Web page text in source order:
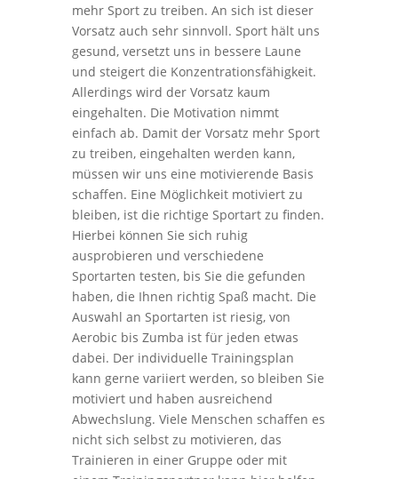
mehr Sport zu treiben. An sich ist dieser
Vorsatz auch sehr sinnvoll. Sport hält uns
gesund, versetzt uns in bessere Laune
und steigert die Konzentrationsfähigkeit.
Allerdings wird der Vorsatz kaum
eingehalten. Die Motivation nimmt
einfach ab. Damit der Vorsatz mehr Sport
zu treiben, eingehalten werden kann,
müssen wir uns eine motivierende Basis
schaffen. Eine Möglichkeit motiviert zu
bleiben, ist die richtige Sportart zu finden.
Hierbei können Sie sich ruhig
ausprobieren und verschiedene
Sportarten testen, bis Sie die gefunden
haben, die Ihnen richtig Spaß macht. Die
Auswahl an Sportarten ist riesig, von
Aerobic bis Zumba ist für jeden etwas
dabei. Der individuelle Trainingsplan
kann gerne variiert werden, so bleiben Sie
motiviert und haben ausreichend
Abwechslung. Viele Menschen schaffen es
nicht sich selbst zu motivieren, das
Trainieren in einer Gruppe oder mit